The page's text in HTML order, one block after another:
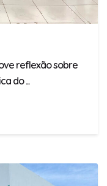
reflexão sobre
do ...